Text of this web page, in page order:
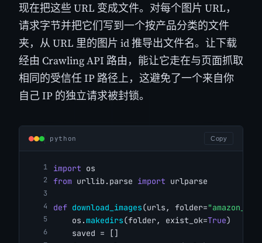
现在把这些 URL 变成文件。对每个图片 URL，
请求字节并把它们写到一个按产品分类的文件
夹，从 URL 里的图片 id 推导出文件名。让下载
经由 Crawling API 路由，能让它走在与页面抓取
相同的受信任 IP 路径上，这避免了一个来自你
自己 IP 的独立请求被封锁。
python Copy
import os
from urllib.parse import urlparse
def download_images(urls, folder=
    os.
makedirs(folder, exist_ok=True)
    saved = []